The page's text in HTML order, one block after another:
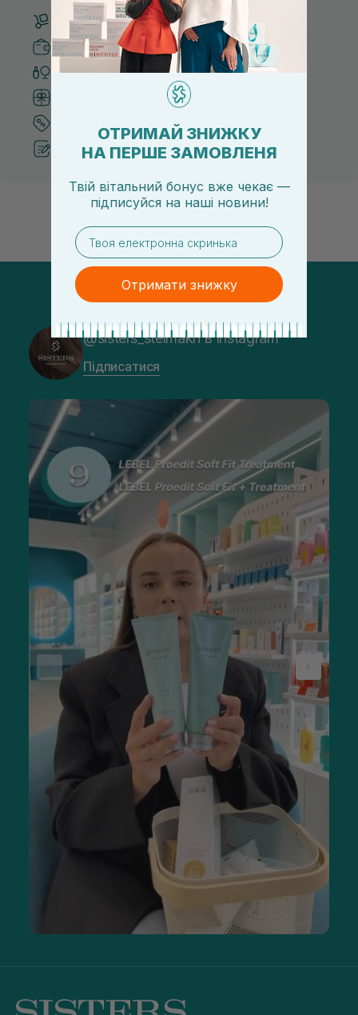
Безкоштовна доставка від 3000 UAH
Безпечні способи оплати
Тільки оригінальна косметика
Система бонусів та лояльності
Кращі ціни та топ товари
Рекомендації від косметологів
@sisters_stelmakh в Instagram
Підписатися
ОТРИМАЙ ЗНИЖКУ
НА ПЕРШЕ ЗАМОВЛЕНЯ
Твій вітальний бонус вже чекає —
підписуйся на наші новини!
email
Отримати знижку